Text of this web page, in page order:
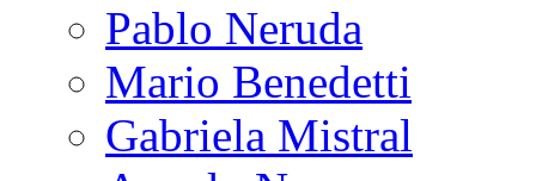
Pablo Neruda
Mario Benedetti
Gabriela Mistral